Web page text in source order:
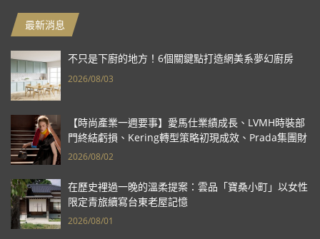
最新消息
不只是下廚的地方！6個關鍵點打造網美系夢幻廚房
2026/08/03
【時尚產業一週要事】愛馬仕業績成長、LVMH時裝部
門終結虧損、Kering轉型策略初現成效、Prada集團財
報亮眼
2026/08/02
在歷史裡過一晚的溫柔提案：雲品「寶桑小町」以女性
限定青旅續寫台東老屋記憶
2026/08/01